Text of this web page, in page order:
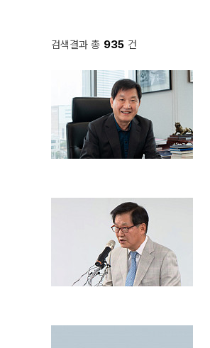
검색결과 총 935 건